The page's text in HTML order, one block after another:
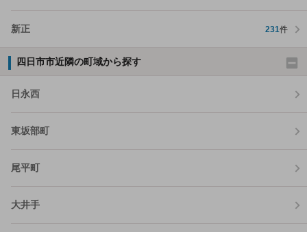
新正 231件
四日市市近隣の町域から探す
日永西
東坂部町
尾平町
大井手